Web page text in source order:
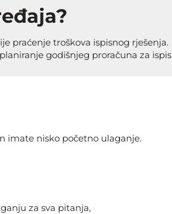
praćenje troškova ispisnog rješenja.
godišnjeg proračuna za ispis
imate nisko početno ulaganje.
za sva pitanja,